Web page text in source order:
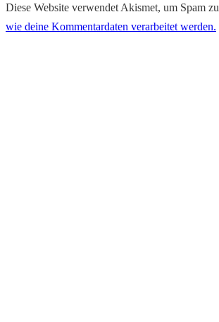
Diese Website verwendet Akismet, um Spam
wie deine Kommentardaten verarbeitet werden.